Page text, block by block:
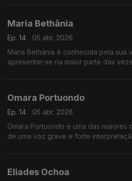
Maria Bethânia
Ep. 14
05 abr. 2026
Maria Bethânia é conhecida pela
apresentar-se na maior parte das
Omara Portuondo
Ep. 14
05 abr. 2026
Omara Portuondo é uma das maiores
de uma voz grave e forte
Eliades Ochoa